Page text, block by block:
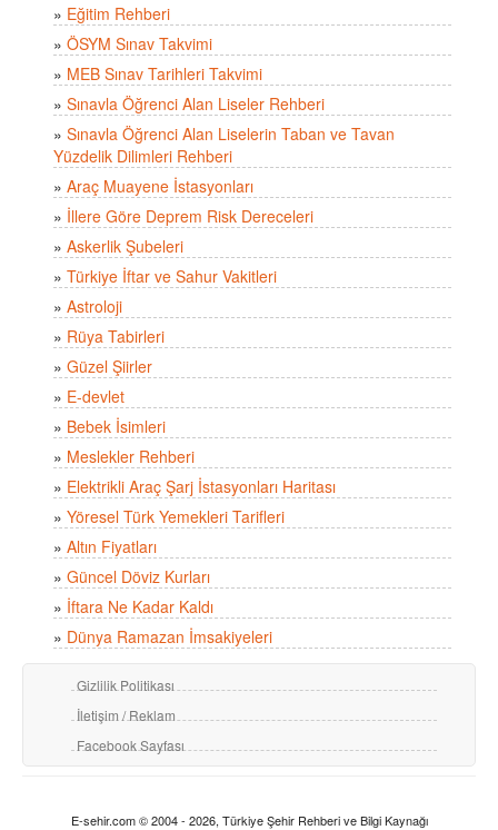
» Eğitim Rehberi
» ÖSYM Sınav Takvimi
» MEB Sınav Tarihleri Takvimi
» Sınavla Öğrenci Alan Liseler Rehberi
» Sınavla Öğrenci Alan Liselerin Taban ve Tavan
Yüzdelik Dilimleri Rehberi
» Araç Muayene İstasyonları
» İllere Göre Deprem Risk Dereceleri
» Askerlik Şubeleri
» Türkiye İftar ve Sahur Vakitleri
» Astroloji
» Rüya Tabirleri
» Güzel Şiirler
» E-devlet
» Bebek İsimleri
» Meslekler Rehberi
» Elektrikli Araç Şarj İstasyonları Haritası
» Yöresel Türk Yemekleri Tarifleri
» Altın Fiyatları
» Güncel Döviz Kurları
» İftara Ne Kadar Kaldı
» Dünya Ramazan İmsakiyeleri
Gizlilik Politikası
İletişim / Reklam
Facebook Sayfası
E-sehir.com © 2004 - 2026, Türkiye Şehir Rehberi ve Bilgi Kaynağı